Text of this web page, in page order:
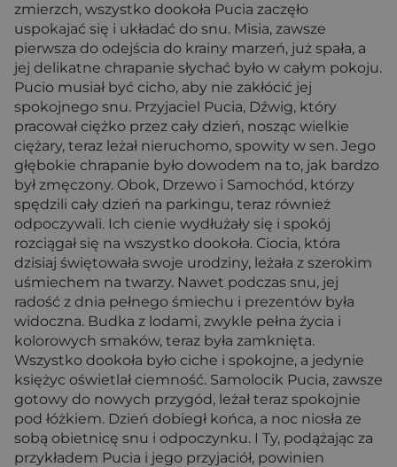
zmierzch, wszystko dookoła Pucia zaczęło
uspokajać się i układać do snu. Misia, zawsze
pierwsza do odejścia do krainy marzeń, już spała, a
jej delikatne chrapanie słychać było w całym pokoju.
Pucio musiał być cicho, aby nie zakłócić jej
spokojnego snu. Przyjaciel Pucia, Dźwig, który
pracował ciężko przez cały dzień, nosząc wielkie
ciężary, teraz leżał nieruchomo, spowity w sen. Jego
głębokie chrapanie było dowodem na to, jak bardzo
był zmęczony. Obok, Drzewo i Samochód, którzy
spędzili cały dzień na parkingu, teraz również
odpoczywali. Ich cienie wydłużały się i spokój
rozciągał się na wszystko dookoła. Ciocia, która
dzisiaj świętowała swoje urodziny, leżała z szerokim
uśmiechem na twarzy. Nawet podczas snu, jej
radość z dnia pełnego śmiechu i prezentów była
widoczna. Budka z lodami, zwykle pełna życia i
kolorowych smaków, teraz była zamknięta.
Wszystko dookoła było ciche i spokojne, a jedynie
księżyc oświetlał ciemność. Samolocik Pucia, zawsze
gotowy do nowych przygód, leżał teraz spokojnie
pod łóżkiem. Dzień dobiegł końca, a noc niosła ze
sobą obietnicę snu i odpoczynku. I Ty, podążając za
przykładem Pucia i jego przyjaciół, powinien